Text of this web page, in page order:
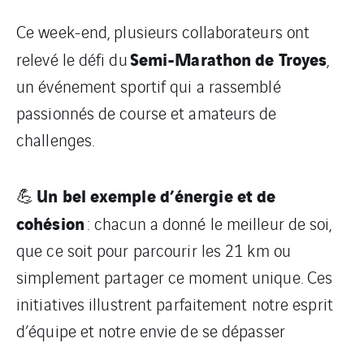
Ce week-end, plusieurs collaborateurs ont
relevé le défi duSemi-Marathon de Troyes,
un événement sportif qui a rassemblé
passionnés de course et amateurs de
challenges.
💪 Un bel exemple d’énergie et de
cohésion: chacun a donné le meilleur de soi,
que ce soit pour parcourir les 21 km ou
simplement partager ce moment unique. Ces
initiatives illustrent parfaitement notre esprit
d’équipe et notre envie de se dépasser